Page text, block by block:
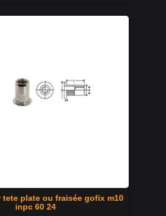
tete plate ou fraisée gofix m10
inpc 60 24